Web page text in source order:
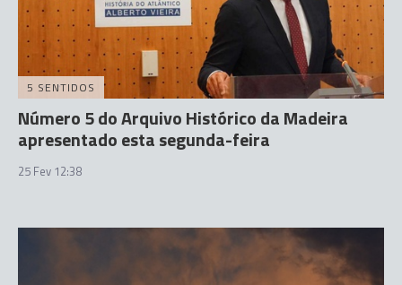
5 SENTIDOS
Número 5 do Arquivo Histórico da Madeira
apresentado esta segunda-feira
25 Fev 12:38